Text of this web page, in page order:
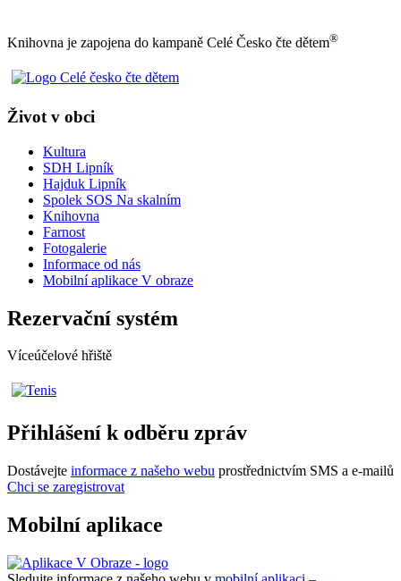
Knihovna je zapojena do kampaně Celé Česko čte dětem®
Život v obci
Kultura
SDH Lipník
Hajduk Lipník
Spolek SOS Na skalním
Knihovna
Farnost
Fotogalerie
Informace od nás
Mobilní aplikace V obraze
Rezervační systém
Víceúčelové hřiště
Přihlášení k odběru zpráv
Dostávejte informace z našeho webu prostřednictvím SMS a e-mailů
Chci se zaregistrovat
Mobilní aplikace